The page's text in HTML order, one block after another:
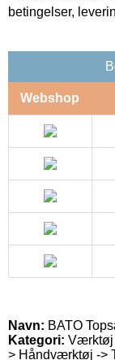
betingelser,
Webshop
Navn: BATO
Kategori: Værktøj
> Håndværktøj ->